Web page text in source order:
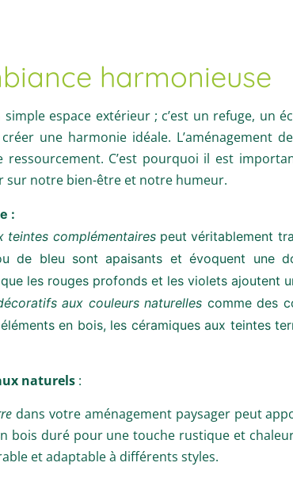
harmonieuse
espace extérieur ; c’est un refuge,
une harmonie idéale.
C’est pourquoi il est
sur notre bien-être et notre humeur.
:
teintes complémentairespeut véritablement
de bleu sont apaisants et évoquent une
que les rouges profonds et les violets ajoutent
aux couleurs naturelles comme des
en bois, les céramiques aux teintes
naturels :
dans votre aménagement paysager peut
bois duré pour une touche rustique et
et adaptable à différents styles.